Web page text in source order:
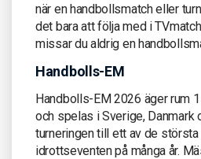
när en handbollsmatch eller
det bara att följa med i
missar du aldrig en
Handbolls-EM
Handbolls-EM 2026 äger rum
och spelas i Sverige, Danmark
turneringen till ett av de
idrottseventen på många år.